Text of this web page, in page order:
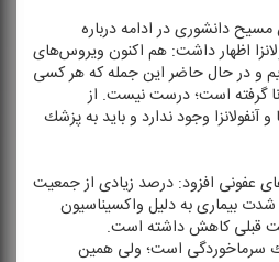
دانشوری در ادامه درباره
اظهار داشت: هم اكنون ویروس‌های
و در حال حاضر این جمله كه هر كسی
گرفته است؛ درست نیست. از
آنفولانزا وجود ندارد و باید به پزشك
افزود: درصد زیادی از جمعیت
شدت بیماری به دلیل واكسیناسیون
قبلی كاهش داشته است.
سرماخوردگی است؛ ولی همین